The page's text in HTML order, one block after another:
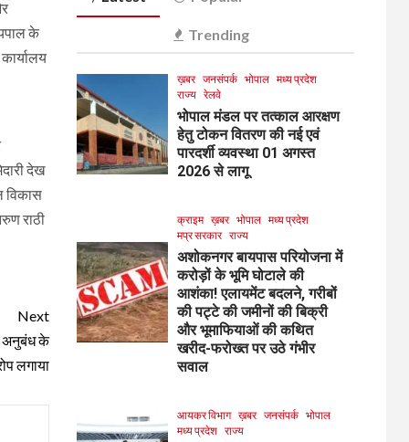
के
देख
विकास
राठी
Next
अनुबंध के
लगाया
Trending
ख़बर जनसंपर्क भोपाल मध्य प्रदेश
राज्य रेलवे
भोपाल मंडल पर तत्काल आरक्षण
हेतु टोकन वितरण की नई एवं
पारदर्शी व्यवस्था 01 अगस्त
2026 से लागू
क्राइम ख़बर भोपाल मध्य प्रदेश
मप्र सरकार राज्य
अशोकनगर बायपास परियोजना में
करोड़ों के भूमि घोटाले की
आशंका! एलायमेंट बदलने, गरीबों
की पट्टे की जमीनों की बिक्री
और भूमाफियाओं की कथित
खरीद-फरोख्त पर उठे गंभीर
सवाल
आयकर विभाग ख़बर जनसंपर्क भोपाल
मध्य प्रदेश राज्य